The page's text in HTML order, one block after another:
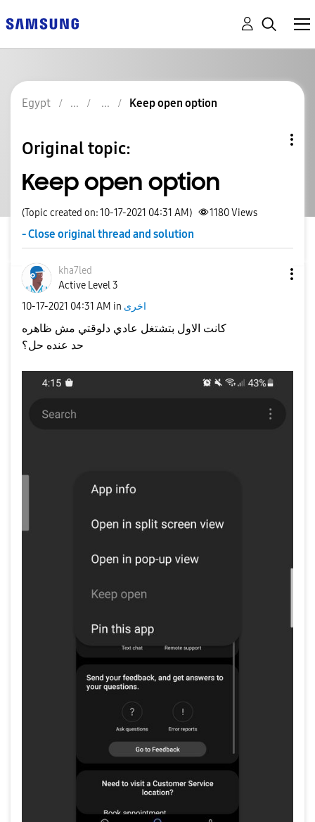
Egypt Keep open option
Original topic:
Keep open option
(Topic created on: 10-17-2021 04:31 AM) 1180Views
- Close original thread and solution
kha7led
Active Level 3
‎10-17-2021 04:31 AM in اخرى
كانت الاول بتشتغل عادي دلوقتي مش ظاهره
حد عنده حل؟